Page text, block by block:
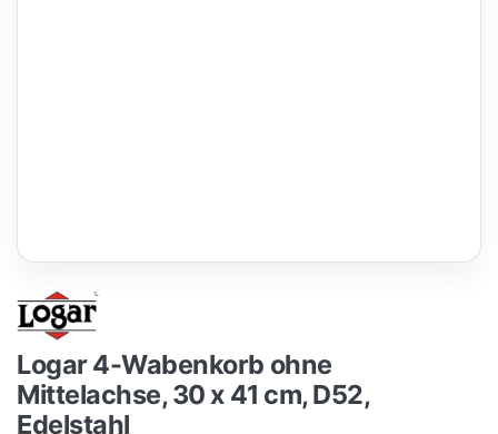
Logar 4-Wabenkorb ohne
Mittelachse, 30 x 41 cm, D52,
Edelstahl